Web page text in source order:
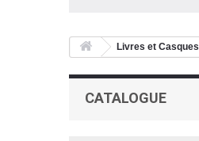
Livres et Casques
CATALOGUE